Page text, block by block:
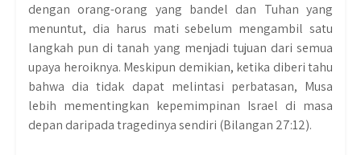
dengan orang-orang yang bandel dan Tuhan yang
menuntut, dia harus mati sebelum mengambil satu
langkah pun di tanah yang menjadi tujuan dari semua
upaya heroiknya. Meskipun demikian, ketika diberi tahu
bahwa dia tidak dapat melintasi perbatasan, Musa
lebih mementingkan kepemimpinan Israel di masa
depan daripada tragedinya sendiri (Bilangan 27:12).